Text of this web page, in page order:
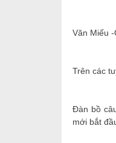
Văn Miếu
Trên các
Đàn bồ
mới bắt